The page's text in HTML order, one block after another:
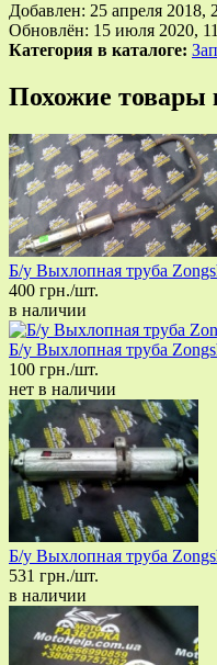
Добавлен: 25 апреля 2018,
Обновлён: 15 июля 2020,
Категория в каталоге:
Похожие товары
Б/у Выхлопная труба
400 грн./шт.
в наличии
Б/у Выхлопная труба
100 грн./шт.
нет в наличии
Б/у Выхлопная труба
531 грн./шт.
в наличии